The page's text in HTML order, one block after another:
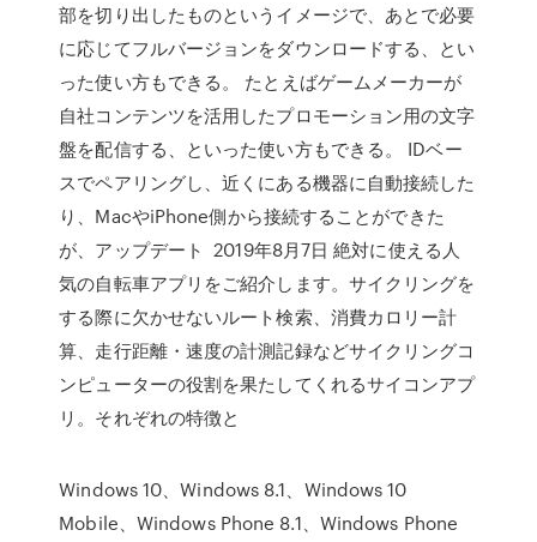
部を切り出したものというイメージで、あとで必要
に応じてフルバージョンをダウンロードする、とい
った使い方もできる。 たとえばゲームメーカーが
自社コンテンツを活用したプロモーション用の文字
盤を配信する、といった使い方もできる。 IDベー
スでペアリングし、近くにある機器に自動接続した
り、MacやiPhone側から接続することができた
が、アップデート 2019年8月7日 絶対に使える人
気の自転車アプリをご紹介します。サイクリングを
する際に欠かせないルート検索、消費カロリー計
算、走行距離・速度の計測記録などサイクリングコ
ンピューターの役割を果たしてくれるサイコンアプ
リ。それぞれの特徴と
Windows 10、Windows 8.1、Windows 10
Mobile、Windows Phone 8.1、Windows Phone